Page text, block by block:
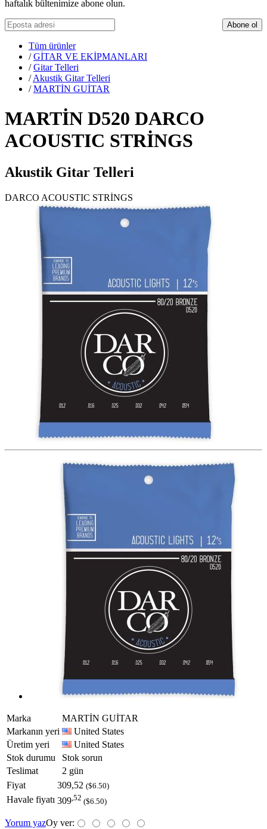
haftalık bültenimize abone olun.
Abone ol
Tüm ürünler
/ GİTAR VE EKİPMANLARI
/ Gitar Telleri
/Akustik Gitar Telleri
/ MARTİN GUİTAR
MARTİN D520 DARCO
ACOUSTIC STRİNGS
Akustik Gitar Telleri
DARCO ACOUSTIC STRİNGS
Marka
MARTİN GUİTAR
Markanın yeri
United States
Üretim yeri
United States
Stok durumu
Stok sorun
Teslimat
2 gün
Fiyat
309,52 ($6.50)
Havale fiyatı 309,52 ($6.50)
Yorum yazOy ver: